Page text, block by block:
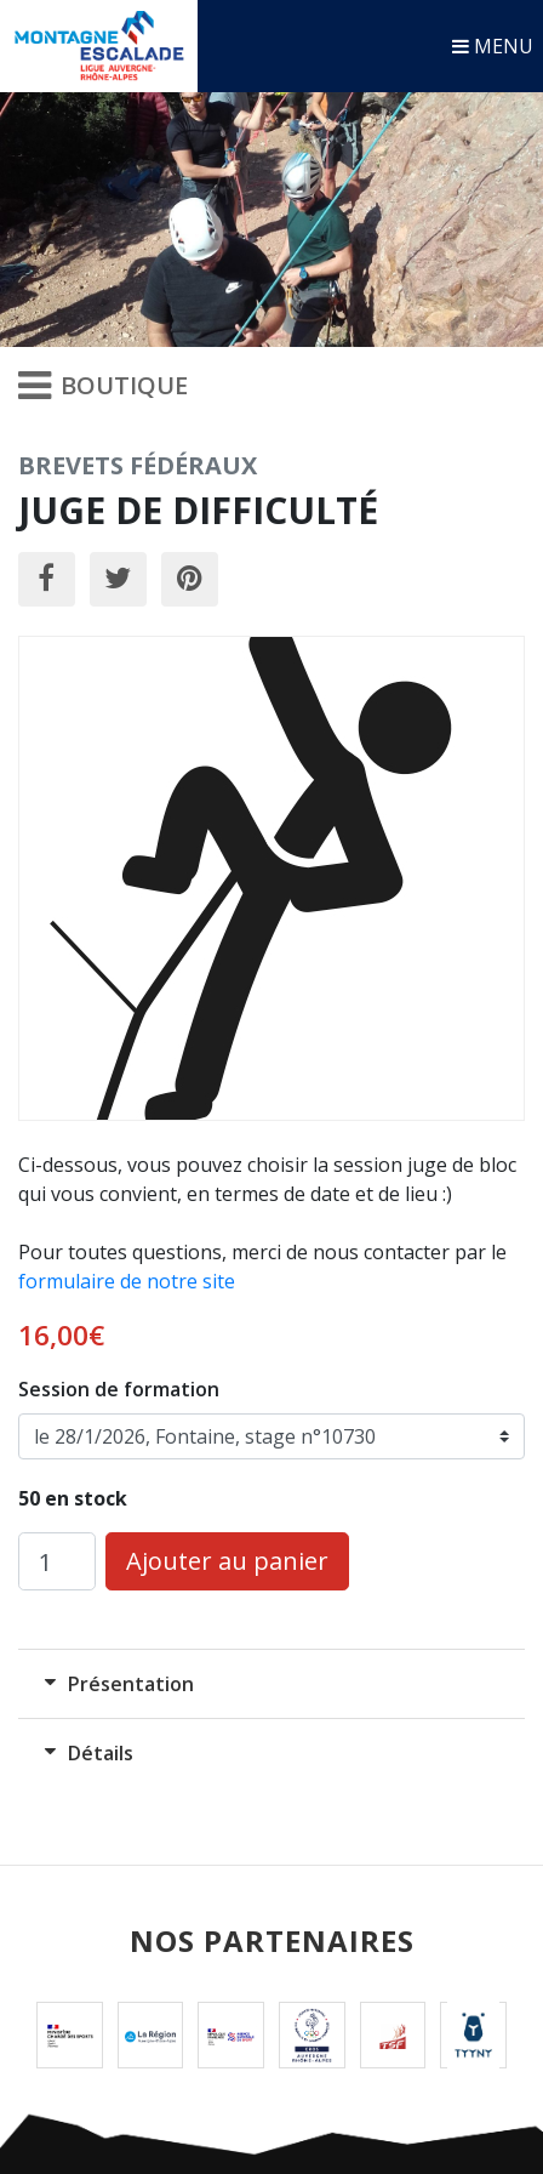
MENU
BOUTIQUE
BREVETS FÉDÉRAUX
JUGE DE DIFFICULTÉ
Ci-dessous, vous pouvez choisir la session juge de bloc
qui vous convient, en termes de date et de lieu :)
Pour toutes questions, merci de nous contacter par le
formulaire de notre site
16,00€
Session de formation
50 en stock
Ajouter au panier
Présentation
Détails
NOS PARTENAIRES